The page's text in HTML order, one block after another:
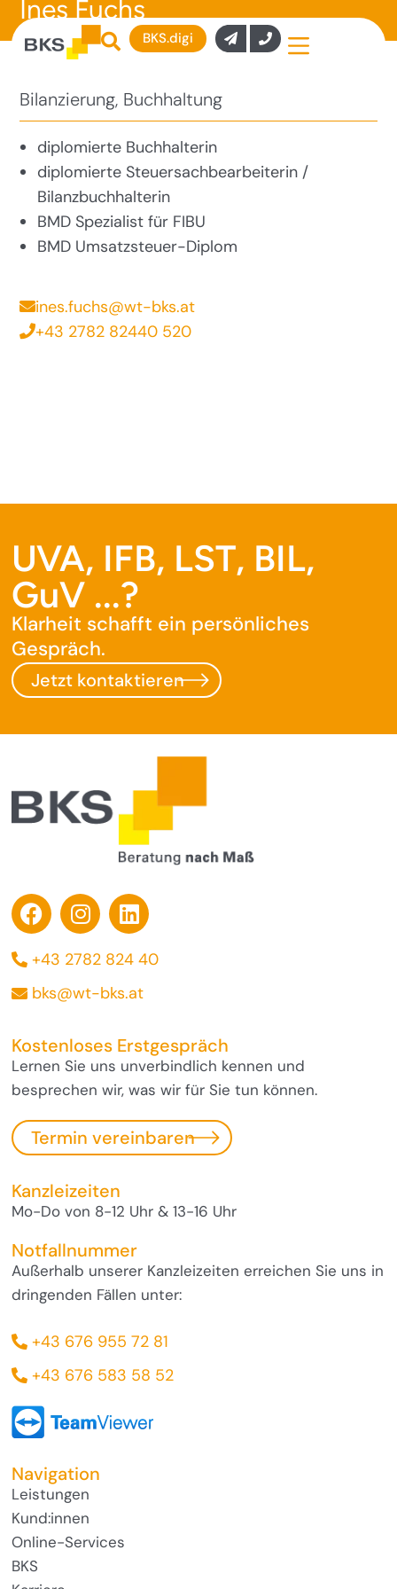
BKS.digi
Ines Fuchs
Bilanzierung, Buchhaltung
diplomierte Buchhalterin
diplomierte Steuersachbearbeiterin /
Bilanzbuchhalterin
BMD Spezialist für FIBU
BMD Umsatzsteuer-Diplom
ines.fuchs@wt-bks.at
+43 2782 82440 520
UVA, IFB, LST, BIL,
GuV ...?
Klarheit schafft ein persönliches
Gespräch.
Jetzt kontaktieren
+43 2782 824 40
bks@wt-bks.at
Kostenloses Erstgespräch
Lernen Sie uns unverbindlich kennen und
besprechen wir, was wir für Sie tun können.
Termin vereinbaren
Kanzleizeiten
Mo-Do von 8-12 Uhr & 13-16 Uhr
Notfallnummer
Außerhalb unserer Kanzleizeiten erreichen Sie uns in
dringenden Fällen unter:
+43 676 955 72 81
+43 676 583 58 52
Navigation
Leistungen
Kund:innen
Online-Services
BKS